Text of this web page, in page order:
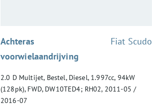
Achteras
voorwielaandrijving
:Fiat Scudo
2.0 D Multijet, Bestel, Diesel, 1.997cc, 94kW
(128pk), FWD, DW10TED4; RH02, 2011-05 /
2016-07